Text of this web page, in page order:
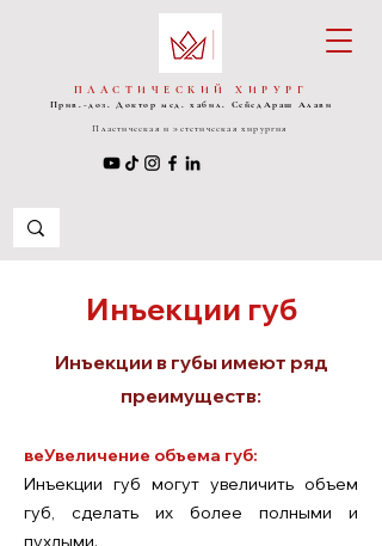
ПЛАСТИЧЕСКИЙ ХИРУРГ
Прив.-доз. Доктор мед. хабил. Сейед Араш Алави
Пластическая и эстетическая хирургия
Инъекции губ
Инъекции в губы имеют ряд
преимуществ:
веУвеличение объема губ:
Инъекции губ могут увеличить объем
губ, сделать их более полными и
пухлыми.